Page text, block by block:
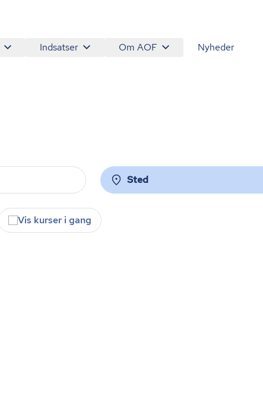
Indsatser Om AOF Nyheder
Sted
Vis kurser i gang